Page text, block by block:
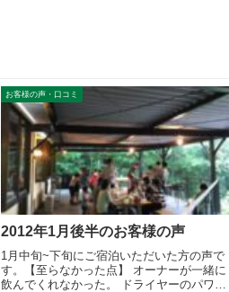
お客様の声・口コミ
2012年1月後半のお客様の声
1月中旬~下旬にご宿泊いただいた方の声で
す。【至らなかった点】 オーナーが一緒に
飲んでくれなかった。 ドライヤーのパワ